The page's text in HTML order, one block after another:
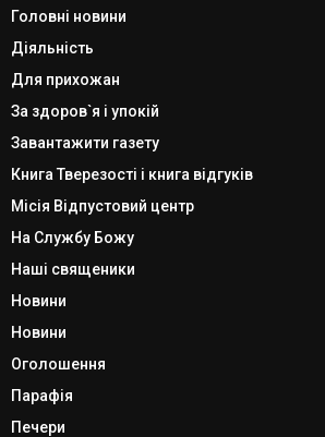
Головні новини
Діяльність
Для прихожан
За здоров`я і упокій
Завантажити газету
Книга Тверезості і книга відгуків
Місія Відпустовий центр
На Службу Божу
Наші священики
Новини
Новини
Оголошення
Парафія
Печери